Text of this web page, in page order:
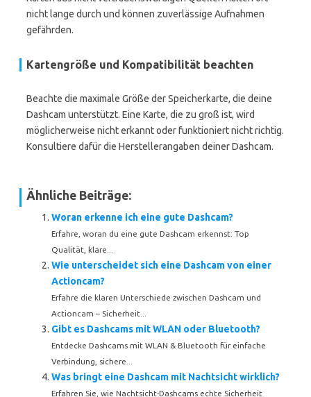
nicht lange durch und können zuverlässige Aufnahmen
gefährden.
Kartengröße und Kompatibilität beachten
Beachte die maximale Größe der Speicherkarte, die deine
Dashcam unterstützt. Eine Karte, die zu groß ist, wird
möglicherweise nicht erkannt oder funktioniert nicht richtig.
Konsultiere dafür die Herstellerangaben deiner Dashcam.
Ähnliche Beiträge:
Woran erkenne ich eine gute Dashcam?
Erfahre, woran du eine gute Dashcam erkennst: Top
Qualität, klare...
Wie unterscheidet sich eine Dashcam von einer
Actioncam?
Erfahre die klaren Unterschiede zwischen Dashcam und
Actioncam – Sicherheit...
Gibt es Dashcams mit WLAN oder Bluetooth?
Entdecke Dashcams mit WLAN & Bluetooth für einfache
Verbindung, sichere...
Was bringt eine Dashcam mit Nachtsicht wirklich?
Erfahren Sie, wie Nachtsicht-Dashcams echte Sicherheit